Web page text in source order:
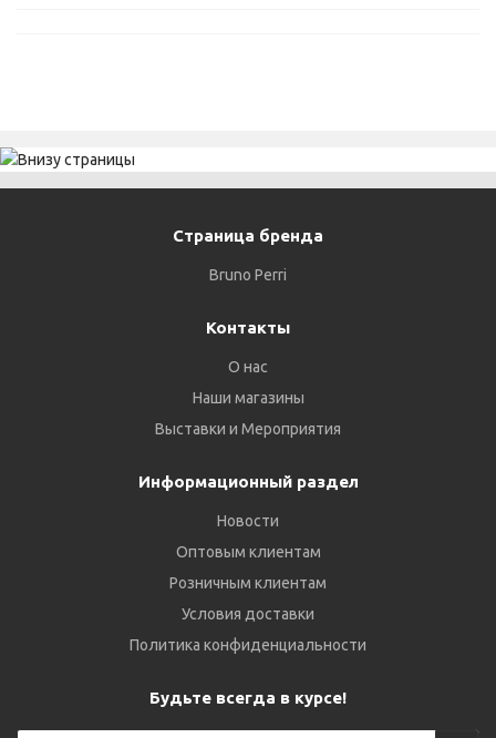
Страница бренда
Bruno Perri
Контакты
О нас
Наши магазины
Выставки и Мероприятия
Информационный раздел
Новости
Оптовым клиентам
Розничным клиентам
Условия доставки
Политика конфиденциальности
Будьте всегда в курсе!